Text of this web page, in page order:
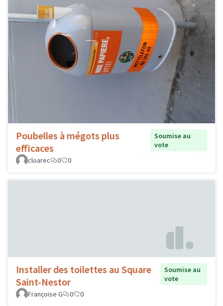
Poubelles à mégots plus
efficaces
Soumise au
vote
cloarec
0 0
Installer des toilettes au Square
Saint-Nestor
Soumise au
vote
Françoise G
0 0